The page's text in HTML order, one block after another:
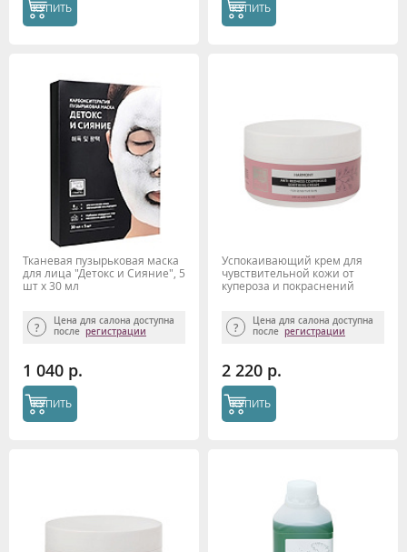
КУПИТЬ КУПИТЬ
Тканевая пузырьковая маска
для лица "Детокс и Сияние", 5
шт х 30 мл
Цена для салона доступна
после регистрации
1 040 р.
КУПИТЬ
Успокаивающий крем для
чувствительной кожи от
купероза и покраснений
Цена для салона доступна
после регистрации
2 220 р.
КУПИТЬ